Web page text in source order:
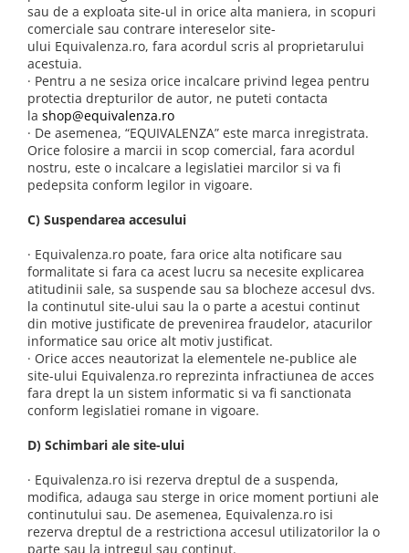
sau de a exploata site-ul in orice alta maniera, in scopuri
comerciale sau contrare intereselor site-
ului Equivalenza.ro, fara acordul scris al proprietarului
acestuia.
· Pentru a ne sesiza orice incalcare privind legea pentru
protectia drepturilor de autor, ne puteti contacta
la shop@equivalenza.ro
· De asemenea, “EQUIVALENZA” este marca inregistrata.
Orice folosire a marcii in scop comercial, fara acordul
nostru, este o incalcare a legislatiei marcilor si va fi
pedepsita conform legilor in vigoare.
C) Suspendarea accesului
· Equivalenza.ro poate, fara orice alta notificare sau
formalitate si fara ca acest lucru sa necesite explicarea
atitudinii sale, sa suspende sau sa blocheze accesul dvs.
la continutul site-ului sau la o parte a acestui continut
din motive justificate de prevenirea fraudelor, atacurilor
informatice sau orice alt motiv justificat.
· Orice acces neautorizat la elementele ne-publice ale
site-ului Equivalenza.ro reprezinta infractiunea de acces
fara drept la un sistem informatic si va fi sanctionata
conform legislatiei romane in vigoare.
D) Schimbari ale site-ului
· Equivalenza.ro isi rezerva dreptul de a suspenda,
modifica, adauga sau sterge in orice moment portiuni ale
continutului sau. De asemenea, Equivalenza.ro isi
rezerva dreptul de a restrictiona accesul utilizatorilor la o
parte sau la intregul sau continut.